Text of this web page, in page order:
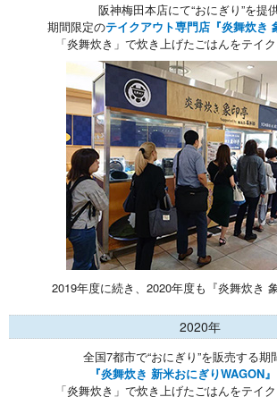
阪神梅田本店にて“おにぎり”を提
期間限定のテイクアウト専門店『炎舞炊き
「炎舞炊き」で炊き上げたごはんをテイ
2019年度に続き、2020年度も『炎舞炊き
2020年
全国7都市で“おにぎり”を販売する期
『炎舞炊き 新米おにぎりWAGON』
「炎舞炊き」で炊き上げたごはんをテイ